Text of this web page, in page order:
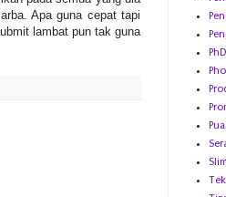
Apa guna cepat tapi
lambat pun tak guna
PhD